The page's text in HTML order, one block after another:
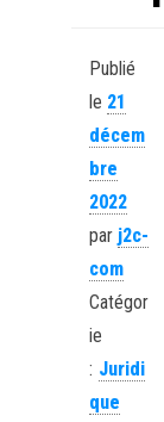
Publié
le 21
décem
bre
2022
par j2c-
com
Catégor
ie
: Juridi
que